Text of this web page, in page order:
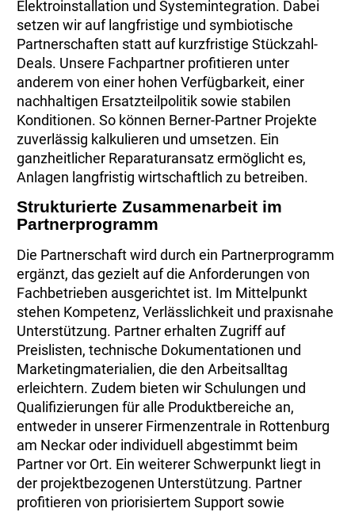
Elektroinstallation und Systemintegration. Dabei
setzen wir auf langfristige und symbiotische
Partnerschaften statt auf kurzfristige Stückzahl-
Deals. Unsere Fachpartner profitieren unter
anderem von einer hohen Verfügbarkeit, einer
nachhaltigen Ersatzteilpolitik sowie stabilen
Konditionen. So können Berner-Partner Projekte
zuverlässig kalkulieren und umsetzen. Ein
ganzheitlicher Reparaturansatz ermöglicht es,
Anlagen langfristig wirtschaftlich zu betreiben.
Strukturierte Zusammenarbeit im
Partnerprogramm
Die Partnerschaft wird durch ein Partnerprogramm
ergänzt, das gezielt auf die Anforderungen von
Fachbetrieben ausgerichtet ist. Im Mittelpunkt
stehen Kompetenz, Verlässlichkeit und praxisnahe
Unterstützung. Partner erhalten Zugriff auf
Preislisten, technische Dokumentationen und
Marketingmaterialien, die den Arbeitsalltag
erleichtern. Zudem bieten wir Schulungen und
Qualifizierungen für alle Produktbereiche an,
entweder in unserer Firmenzentrale in Rottenburg
am Neckar oder individuell abgestimmt beim
Partner vor Ort. Ein weiterer Schwerpunkt liegt in
der projektbezogenen Unterstützung. Partner
profitieren von priorisiertem Support sowie